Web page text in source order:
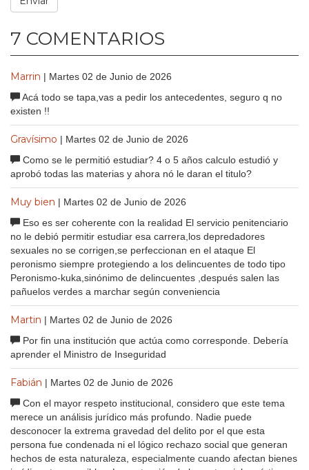
7 COMENTARIOS
Marrin | Martes 02 de Junio de 2026
Acá todo se tapa,vas a pedir los antecedentes, seguro q no
existen !!
Gravísimo | Martes 02 de Junio de 2026
Como se le permitió estudiar? 4 o 5 años calculo estudió y
aprobó todas las materias y ahora nó le daran el titulo?
Muy bien | Martes 02 de Junio de 2026
Eso es ser coherente con la realidad El servicio penitenciario
no le debió permitir estudiar esa carrera,los depredadores
sexuales no se corrigen,se perfeccionan en el ataque El
peronismo siempre protegiendo a los delincuentes de todo tipo
Peronismo-kuka,sinónimo de delincuentes ,después salen las
pañuelos verdes a marchar según conveniencia
Martin | Martes 02 de Junio de 2026
Por fin una institución que actúa como corresponde. Debería
aprender el Ministro de Inseguridad
Fabián | Martes 02 de Junio de 2026
Con el mayor respeto institucional, considero que este tema
merece un análisis jurídico más profundo. Nadie puede
desconocer la extrema gravedad del delito por el que esta
persona fue condenada ni el lógico rechazo social que generan
hechos de esta naturaleza, especialmente cuando afectan bienes